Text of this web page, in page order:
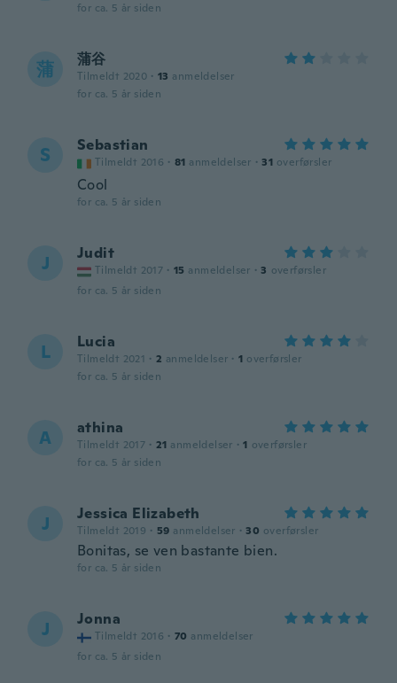
for ca. 5 år siden
蒲 蒲谷
Tilmeldt 2020 · 13 anmeldelser
for ca. 5 år siden
S Sebastian
Tilmeldt 2016 · 81 anmeldelser · 31 overførsler
Cool
for ca. 5 år siden
J Judit
Tilmeldt 2017 · 15 anmeldelser · 3 overførsler
for ca. 5 år siden
L Lucia
Tilmeldt 2021 · 2 anmeldelser · 1 overførsler
for ca. 5 år siden
A athina
Tilmeldt 2017 · 21 anmeldelser · 1 overførsler
for ca. 5 år siden
J Jessica Elizabeth
Tilmeldt 2019 · 59 anmeldelser · 30 overførsler
Bonitas, se ven bastante bien.
for ca. 5 år siden
J Jonna
Tilmeldt 2016 · 70 anmeldelser
for ca. 5 år siden